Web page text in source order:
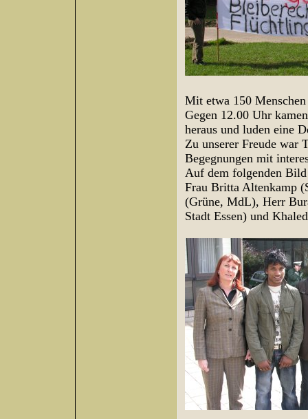
Mit etwa 150
Gegen 12.00 Uhr
heraus und luden eine
Zu unserer Freude war
Begegnungen mit
Auf dem folgenden
Frau Britta Altenkamp
(Grüne, MdL), Herr
Stadt Essen) und